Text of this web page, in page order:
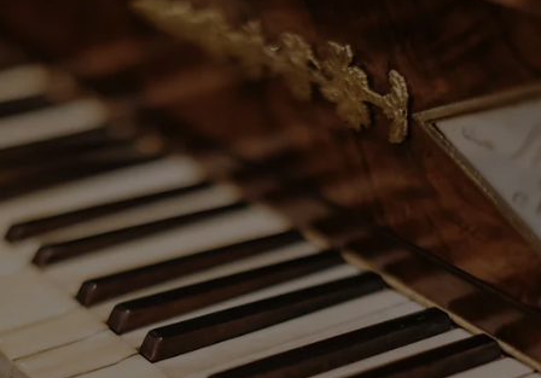
へ
ジ
の
ト
ッ
へ
非
示